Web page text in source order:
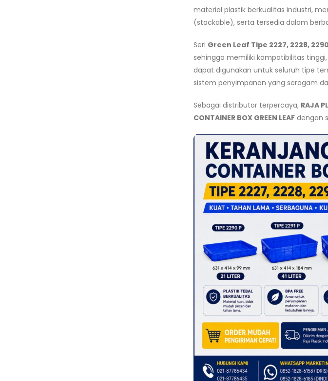
material plastik berkualitas industri,
(stackable), serta tersedia dalam
Seri Green Leaf Tipe 2227, 2228,
sehingga memiliki kompatibilitas
dapat digunakan untuk seluruh tipe
sistem penyimpanan yang seragam
Sebagai distributor terpercaya, RAJA
CONTAINER BOX GREEN LEAF dengan